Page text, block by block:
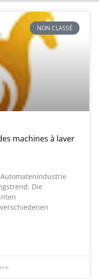
NON CLASSÉ
machines à laver
Die